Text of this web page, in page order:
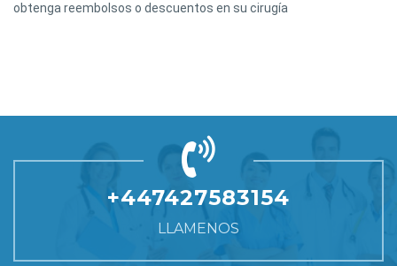
obtenga reembolsos o descuentos en su cirugía
+447427583154
LLAMENOS